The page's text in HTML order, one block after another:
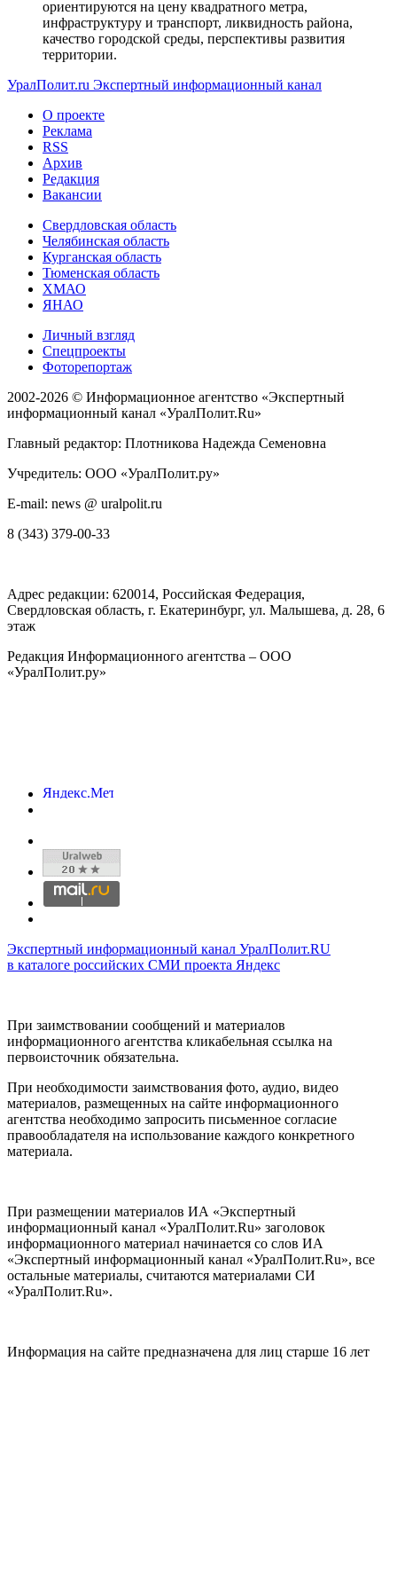
ориентируются на цену квадратного метра,
инфраструктуру и транспорт, ликвидность района,
качество городской среды, перспективы развития
территории.
УралПолит.ru Экспертный информационный канал
О проекте
Реклама
RSS
Архив
Редакция
Вакансии
Свердловская область
Челябинская область
Курганская область
Тюменская область
ХМАО
ЯНАО
Личный взгляд
Спецпроекты
Фоторепортаж
2002-2026 © Информационное агентство «Экспертный
информационный канал «УралПолит.Ru»
Главный редактор: Плотникова Надежда Семеновна
Учредитель: ООО «УралПолит.ру»
E-mail: news @ uralpolit.ru
8 (343) 379-00-33
Адрес редакции: 620014, Российская Федерация,
Свердловская область, г. Екатеринбург, ул. Малышева, д. 28, 6
этаж
Редакция Информационного агентства – ООО
«УралПолит.ру»
Экспертный информационный канал УралПолит.RU
в каталоге российских СМИ проекта Яндекс
При заимствовании сообщений и материалов
информационного агентства кликабельная ссылка на
первоисточник обязательна.
При необходимости заимствования фото, аудио, видео
материалов, размещенных на сайте информационного
агентства необходимо запросить письменное согласие
правообладателя на использование каждого конкретного
материала.
При размещении материалов ИА «Экспертный
информационный канал «УралПолит.Ru» заголовок
информационного материал начинается со слов ИА
«Экспертный информационный канал «УралПолит.Ru», все
остальные материалы, считаются материалами СИ
«УралПолит.Ru».
Информация на сайте предназначена для лиц старше 16 лет